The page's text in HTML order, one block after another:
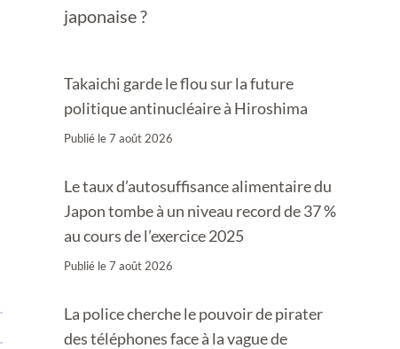
japonaise ?
Takaichi garde le flou sur la future
politique antinucléaire à Hiroshima
Publié le7 août 2026
Le taux d’autosuffisance alimentaire du
Japon tombe à un niveau record de 37 %
au cours de l’exercice 2025
Publié le7 août 2026
La police cherche le pouvoir de pirater
des téléphones face à la vague de